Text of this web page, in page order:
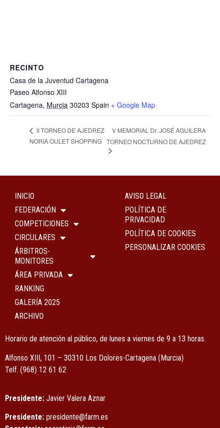
RECINTO
Casa de la Juventud Cartagena
Paseo Alfonso XIII
Cartagena, Murcia 30203 Spain + Google Map
II TORNEO DE AJEDREZ
NORIA OULET SHOPPING
V MEMORIAL Dr. JOSÉ AGUILERA
TORNEO NOCTURNO DE AJEDREZ
INICIO
FEDERACIÓN
COMPETICIONES
CIRCULARES
ÁRBITROS-
MONITORES
ÁREA PRIVADA
RANKING
GALERÍA 2025
ARCHIVO
AVISO LEGAL
POLÍTICA DE
PRIVACIDAD
POLÍTICA DE COOKIES
PERSONALIZAR COOKIES
Horario de atención al público, de lunes a viernes de 9 a 13 horas.
Alfonso XIII, 101 – 30310 Los Dolores-Cartagena (Murcia)
Telf. (968) 12 61 62
Presidente: Javier Valera Aznar
Presidente: presidente@farm.es